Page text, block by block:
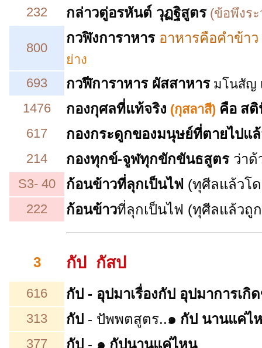
232
กล่าวตู่อรหันต์ วุฏฐิสูตร(ข้อพึงระ
800
กวฬิงการาหารอาหารคือคำข้าว
ย่าง
693
กวฬีการาหาร ผัสสาหารมโนสัญ
1476
กองกุศลที่แท้จริง (กุสลาสี) คือ สติ
617 กองกระดูกของมนุษย์ที่ตายไปแ
214 กองทุกข์-จูฬทุกขักขันธสูตร ว่าด้
S3- 40 ก้อนข้าวที่ลุกเป็นไฟ (ทุศีลแล้วโ
222 ก้อนข้าวที่ลุกเป็นไฟ (ทุศีลแล้วถู
3 กัป กัสป
616 กัป - อุปมาเรื่องกัป อุปมาการเกิ
313 กัป - ปัพพตสูตร..๑ กัป นานแค่ไ
377 กัป - ๑ กัปนานแค่ไหน